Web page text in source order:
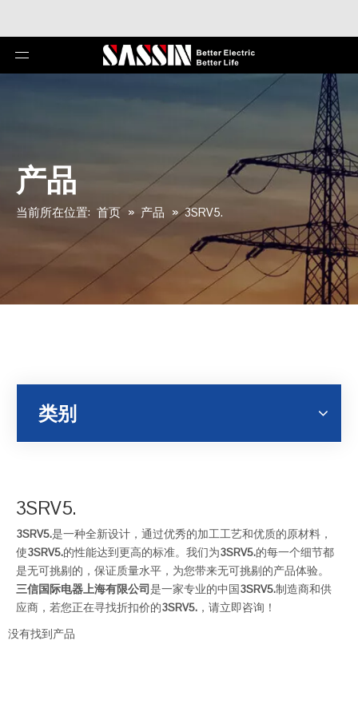
产品
当前所在位置: 首页 » 产品 » 3SRV5.
类别
3SRV5.
3SRV5.是一种全新设计，通过优秀的加工工艺和优质的原材料，
使3SRV5.的性能达到更高的标准。我们为3SRV5.的每一个细节都
是无可挑剔的，保证质量水平，为您带来无可挑剔的产品体验。
三信国际电器上海有限公司是一家专业的中国3SRV5.制造商和供
应商，若您正在寻找折扣价的3SRV5. ，请立即咨询！
没有找到产品